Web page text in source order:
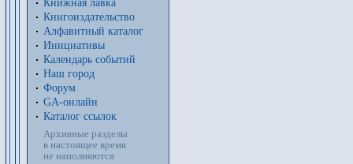
Книжная лавка
Книгоиздательство
Алфавитный каталог
Инициативы
Календарь событий
Наш город
Форум
GA-онлайн
Каталог ссылок
Архивные разделы
в настоящее время
не наполняются